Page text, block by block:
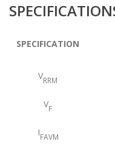
SPECIFICATION
VRRM
VF
IFAVM